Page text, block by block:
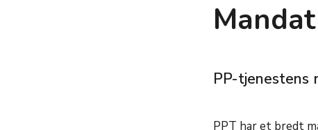
PP-tjenestens
PPT har et bredt